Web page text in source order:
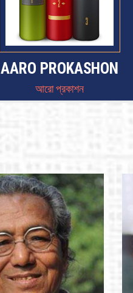
AARO PROKASHON
আরো প্রকাশন